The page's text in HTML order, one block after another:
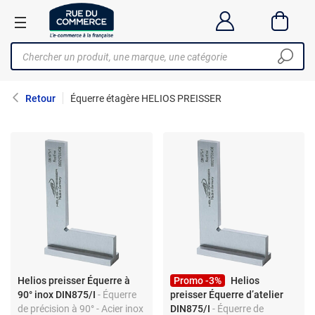
Retour Équerre étagère HELIOS PREISSER
Helios preisser Équerre à
90° inox DIN875/I - Équerre
de précision à 90° - Acier inox
Promo -3%
Helios
preisser Équerre d’atelier
DIN875/I - Équerre de